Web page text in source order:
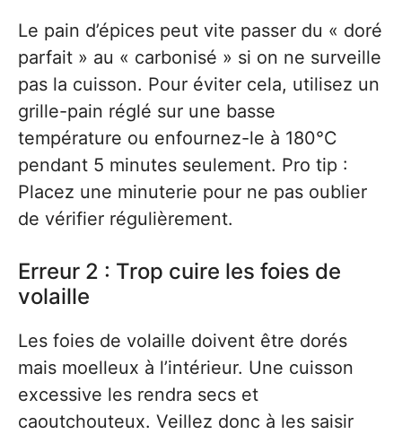
Le pain d’épices peut vite passer du « doré
parfait » au « carbonisé » si on ne surveille
pas la cuisson. Pour éviter cela, utilisez un
grille-pain réglé sur une basse
température ou enfournez-le à 180°C
pendant 5 minutes seulement. Pro tip :
Placez une minuterie pour ne pas oublier
de vérifier régulièrement.
Erreur 2 : Trop cuire les foies de
volaille
Les foies de volaille doivent être dorés
mais moelleux à l’intérieur. Une cuisson
excessive les rendra secs et
caoutchouteux. Veillez donc à les saisir